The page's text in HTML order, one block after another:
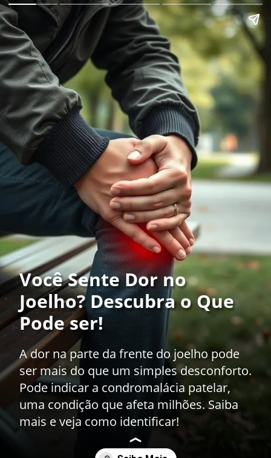
Você Sente Dor no
Joelho? Descubra o Que
Pode ser!
A dor na parte da frente do joelho pode
ser mais do que um simples desconforto.
Pode indicar a condromalácia patelar,
uma condição que afeta milhões. Saiba
mais e veja como identificar!